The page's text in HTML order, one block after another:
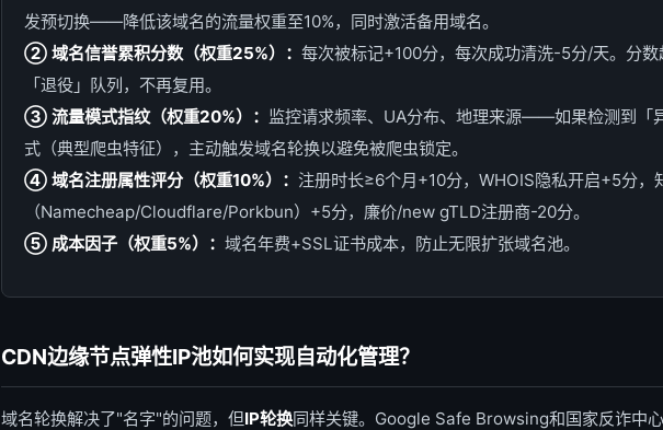
发预切换——降低该域名的流量权重至10%，同时激活备用域名。
② 域名信誉累积分数（权重25%）： 每次被标记+100分，每次成功清洗-5分/天。分
「退役」队列，不再复用。
③ 流量模式指纹（权重20%）： 监控请求频率、UA分布、地理来源——如果检测到「
式（典型爬虫特征），主动触发域名轮换以避免被爬虫锁定。
④ 域名注册属性评分（权重10%）： 注册时长≥6个月+10分，WHOIS隐私开启+5分，
（Namecheap/Cloudflare/Porkbun）+5分，廉价/new gTLD注册商-20分。
⑤ 成本因子（权重5%）： 域名年费+SSL证书成本，防止无限扩张域名池。
CDN边缘节点弹性IP池如何实现自动化管理？
域名轮换解决了"名字"的问题，但IP轮换同样关键。Google Safe Browsing和国家反诈中